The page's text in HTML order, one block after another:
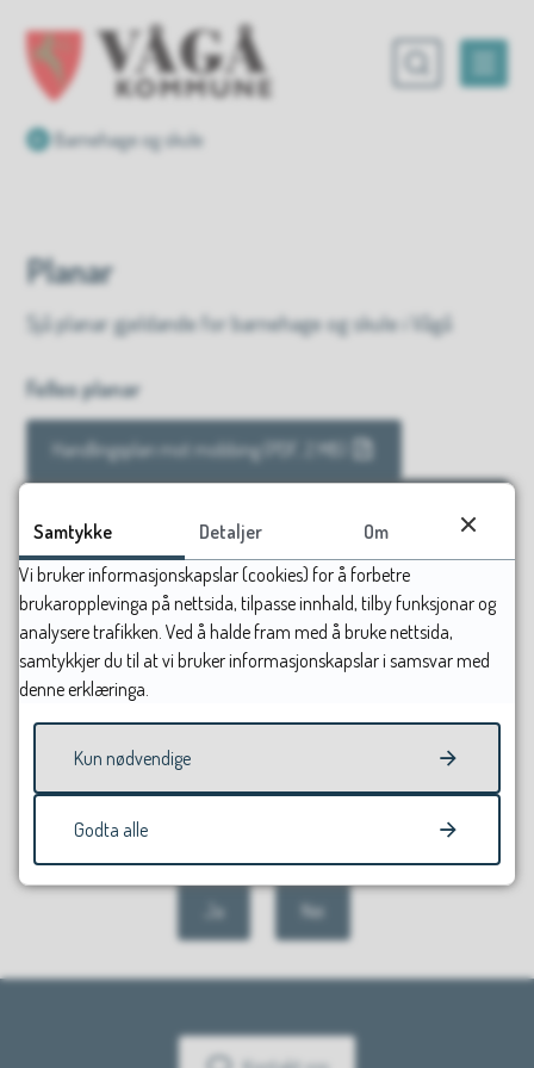
Du er her:Barnehage og skule
Planar
Sjå planar gjeldande for barnehage og skule i Vågå
Felles planar
Handlingsplan mot mobbing (PDF, 2 MB)
MB)
Sist endret 15.06.2026 14.50
Fann du det du leitte etter?
Ja Nei
Samtykke Detaljer
Om
Vi bruker informasjonskapslar (cookies) for å forbetre
brukaropplevinga på nettsida, tilpasse innhald, tilby funksjonar og
analysere trafikken. Ved å halde fram med å bruke nettsida,
samtykkjer du til at vi bruker informasjonskapslar i samsvar med
denne erklæringa.
Kun nødvendige
Godta alle